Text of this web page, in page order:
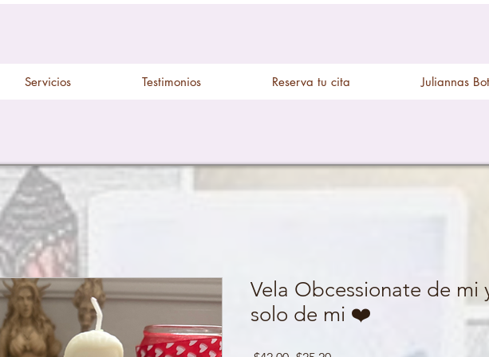
Servicios Testimonios Reserva tu cita Juliannas
Vela Obcessionate de mi
solo de mi ❤️